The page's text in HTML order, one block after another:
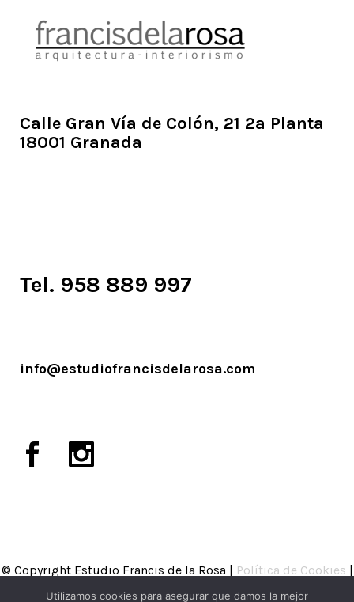
Calle Gran Vía de Colón, 21 2ª Planta
18001 Granada
Tel. 958 889 997
info@estudiofrancisdelarosa.com
© Copyright Estudio Francis de la Rosa | Política de Cookies |
Política de Privacidad
Aviso legal
Utilizamos cookies para asegurar que damos la mejor